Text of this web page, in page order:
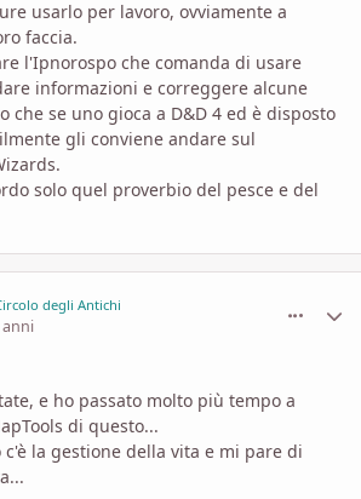
usarlo per lavoro, ovviamente a
faccia.
l'Ipnorospo che comanda di usare
informazioni e correggere alcune
che se uno gioca a D&D 4 ed è disposto
gli conviene andare sul
solo quel proverbio del pesce e del
degli Antichi
anni
e ho passato molto più tempo a
di questo...
c'è la gestione della vita e mi pare di